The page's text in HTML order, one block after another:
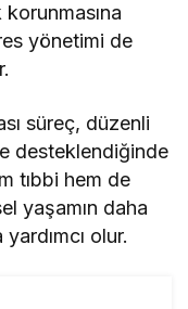
yönetimi de
süreç, düzenli
desteklendiğinde
tıbbi hem de
yaşamın daha
olur.